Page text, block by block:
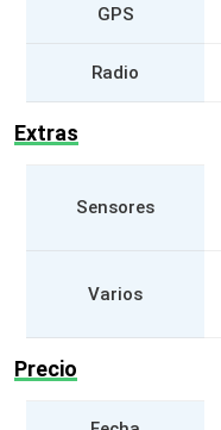
GPS
Radio
Extras
Sensores
Varios
Precio